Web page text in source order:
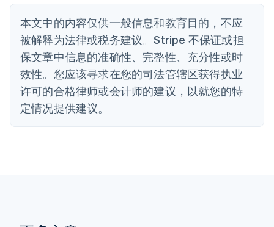
本文中的内容仅供一般信息和教育目的，不应
被解释为法律或税务建议。Stripe 不保证或担
保文章中信息的准确性、完整性、充分性或时
效性。您应该寻求在您的司法管辖区获得执业
许可的合格律师或会计师的建议，以就您的特
定情况提供建议。
丹麦
德国
DeutschEnglish
法国
FrançaisEnglish
芬兰
EnglishSvenska